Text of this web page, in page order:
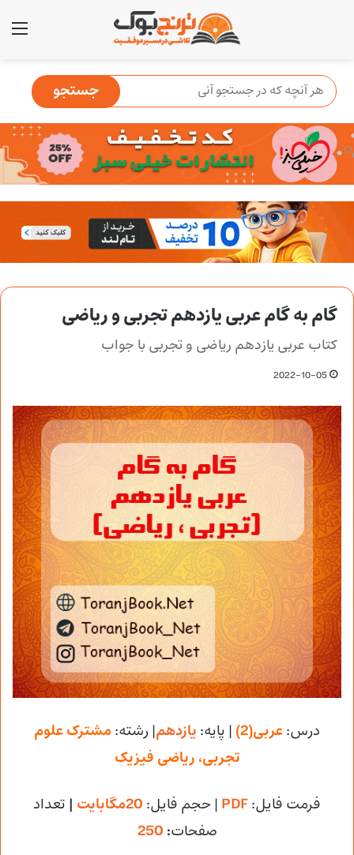
گام به گام عربی یازدهم تجربی و ریاضی
کتاب عربی یازدهم ریاضی و تجربی با جواب
2022-10-05
درس:عربی(2) | پایه: یازدهم| رشته: مشترک علوم
تجربی، ریاضی فیزیک
فرمت فایل:PDF | حجم فایل:
| تعداد
صفحات: